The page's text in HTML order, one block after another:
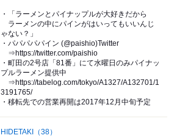
・「ラーメンとパイナップルが大好きだから
ラーメンの中にパインがはいってもいいんじ
ゃない？」
・パパパパパイン (@paishio)Twitter
⇒https://twitter.com/paishio
・町田の2号店「81番」にて水曜日のみパイナッ
プルラーメン提供中
⇒https://tabelog.com/tokyo/A1327/A132701/1
3191765/
・移転先での営業再開は2017年12月中旬予定
HIDETAKI （38）